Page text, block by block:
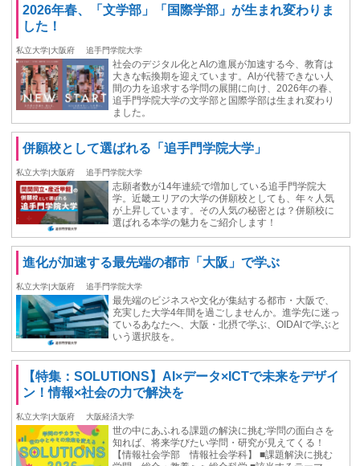
2026年春、「文学部」「国際学部」が生まれ変わりま
した！
私立大学|大阪府 追手門学院大学
社会のデジタル化とAIの進展が加速する今、教育は
大きな転換期を迎えています。AIが代替できない人
間の力を追求する学問の展開に向け、2026年の春、
追手門学院大学の文学部と国際学部は生まれ変わり
ました。
併願校として選ばれる「追手門学院大学」
私立大学|大阪府 追手門学院大学
志願者数が14年連続で増加している追手門学院大
学。近畿エリアの大学の併願校としても、年々人気
が上昇しています。その人気の秘密とは？併願校に
選ばれる本学の魅力をご紹介します！
進化が加速する最先端の都市「大阪」で学ぶ
私立大学|大阪府 追手門学院大学
最先端のビジネスや文化が集結する都市・大阪で、
充実した大学4年間を過ごしませんか。進学先に迷っ
ているあなたへ、大阪・北摂で学ぶ、OIDAIで学ぶと
いう選択肢を。
【特集：SOLUTIONS】AI×データ×ICTで未来をデザイ
ン！情報×社会の力で解決を
私立大学|大阪府 大阪経済大学
世の中にあふれる課題の解決に挑む学問の面白さを
知れば、将来学びたい学問・研究が見えてくる！
【情報社会学部 情報社会学科】 ■課題解決に挑む